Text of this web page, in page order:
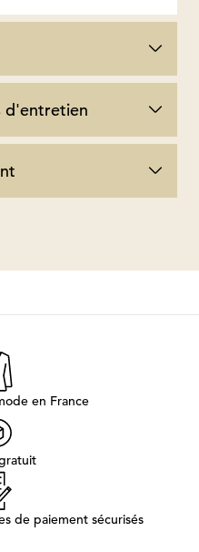
d'entretien
en France
de paiement sécurisés